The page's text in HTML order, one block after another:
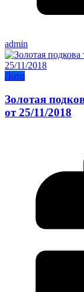
admin
Лото
Золотая
от 25/11/2018